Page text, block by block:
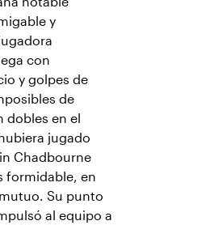
y
con
y golpes de
de
dobles en el
jugado
Chadbourne
formidable, en
Su punto
al equipo a